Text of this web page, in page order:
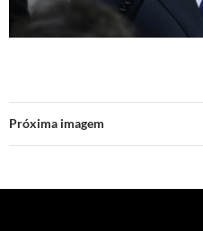
Próxima imagem